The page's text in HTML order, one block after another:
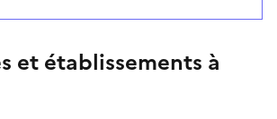
et établissements à